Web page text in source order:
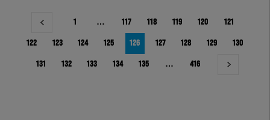
Berichtnavigatie
1 … 117 118 119 120 121
122 123 124 125 126 127 128 129 130
131 132 133 134 135 … 416